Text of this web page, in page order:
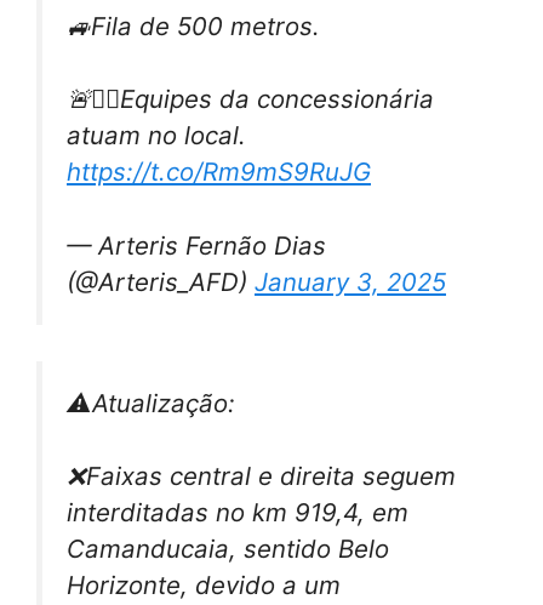
🚙Fila de 500 metros.
🚨👷‍♂️Equipes da concessionária
atuam no local.
https://t.co/Rm9mS9RuJG
— Arteris Fernão Dias
(@Arteris_AFD) January 3, 2025
⚠Atualização:
❌Faixas central e direita seguem
interditadas no km 919,4, em
Camanducaia, sentido Belo
Horizonte, devido a um